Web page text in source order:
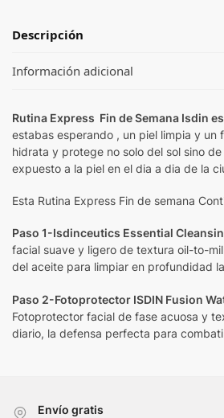
Descripción
Información adicional
Rutina Express Fin de Semana Isdin
estabas esperando , un piel limpia y un
hidrata y protege no solo del sol sino
expuesto a la piel en el dia a dia de la
Esta Rutina Express Fin de semana
Paso 1-Isdinceutics Essential
facial suave y ligero de textura oil-to-
del aceite para limpiar en profundidad
Paso 2-Fotoprotector ISDIN Fusion
Fotoprotector facial de fase acuosa y
diario, la defensa perfecta para
Envío gratis